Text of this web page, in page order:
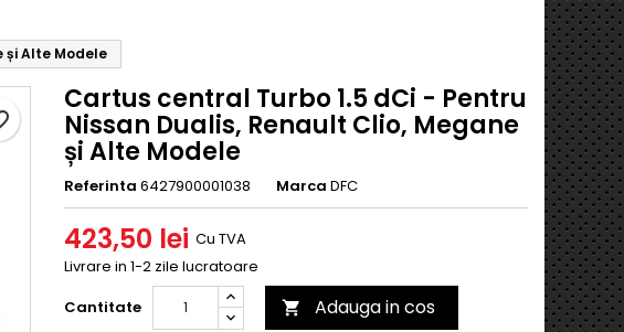
și Alte Modele
Cartus central Turbo 1.5 dCi - Pentru
Nissan Dualis, Renault Clio, Megane
și Alte Modele
Referinta 6427900001038 Marca DFC
423,50 lei Cu TVA
Livrare in 1-2 zile lucratoare
Cantitate
 Adauga in cos